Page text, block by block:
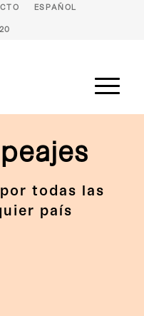
ESPAÑOL
todas las
país